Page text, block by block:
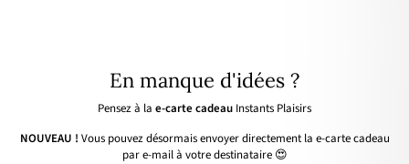
En manque d'idées ?
Pensez à la e-carte cadeau Instants Plaisirs
NOUVEAU ! Vous pouvez désormais envoyer directement la e-carte cadeau
par e-mail à votre destinataire 😍